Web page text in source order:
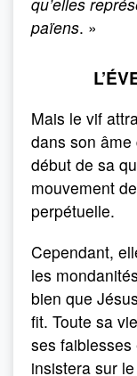
païens. »
Mais le vif
dans son âme
début de sa
mouvement
perpétuelle.
Cependant,
les
bien que
fit. Toute sa
ses
insistera sur